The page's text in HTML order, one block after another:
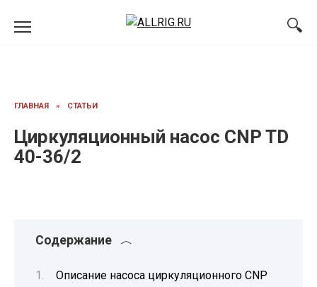
ГЛАВНАЯ » СТАТЬИ
Циркуляционный насос CNP TD
40-36/2
Содержание
Описание насоса циркуляционного CNP